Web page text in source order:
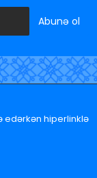
Abunə ol
edərkən hiperlinklə